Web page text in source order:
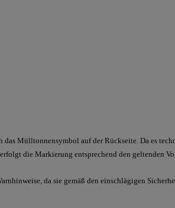
Mülltonnensymbol auf der Rückseite. Da es
die Markierung entsprechend den geltenden
da sie gemäß den einschlägigen